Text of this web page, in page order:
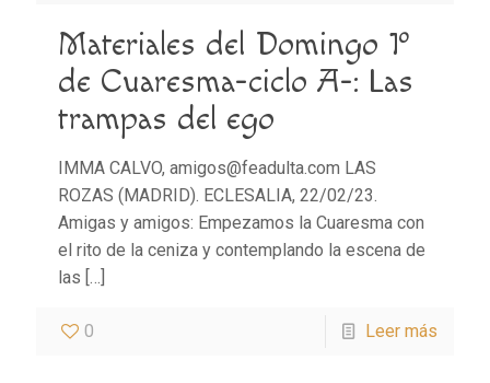
Materiales del Domingo 1º
de Cuaresma-ciclo A-: Las
trampas del ego
IMMA CALVO, amigos@feadulta.com LAS
ROZAS (MADRID). ECLESALIA, 22/02/23.
Amigas y amigos: Empezamos la Cuaresma con
el rito de la ceniza y contemplando la escena de
las […]
0 Leer más